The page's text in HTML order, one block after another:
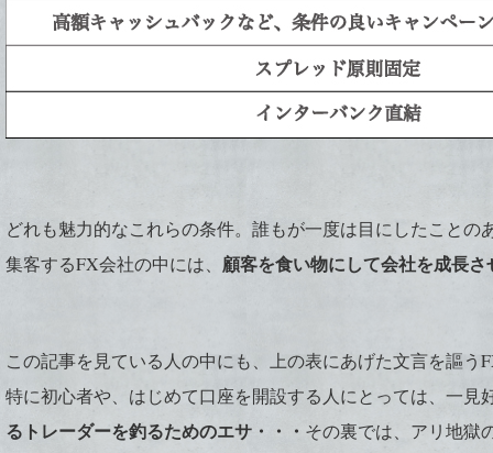
どれも魅力的なこれらの条件。誰もが一度は目にしたこと
集客するFX会社の中には、 顧客を食い物にして会社を成長さ
この記事を見ている人の中にも、上の表にあげた文言を謳
特に初心者や、はじめて口座を開設する人にとっては、一見
るトレーダーを釣るためのエサ・・・ その裏では、アリ地獄